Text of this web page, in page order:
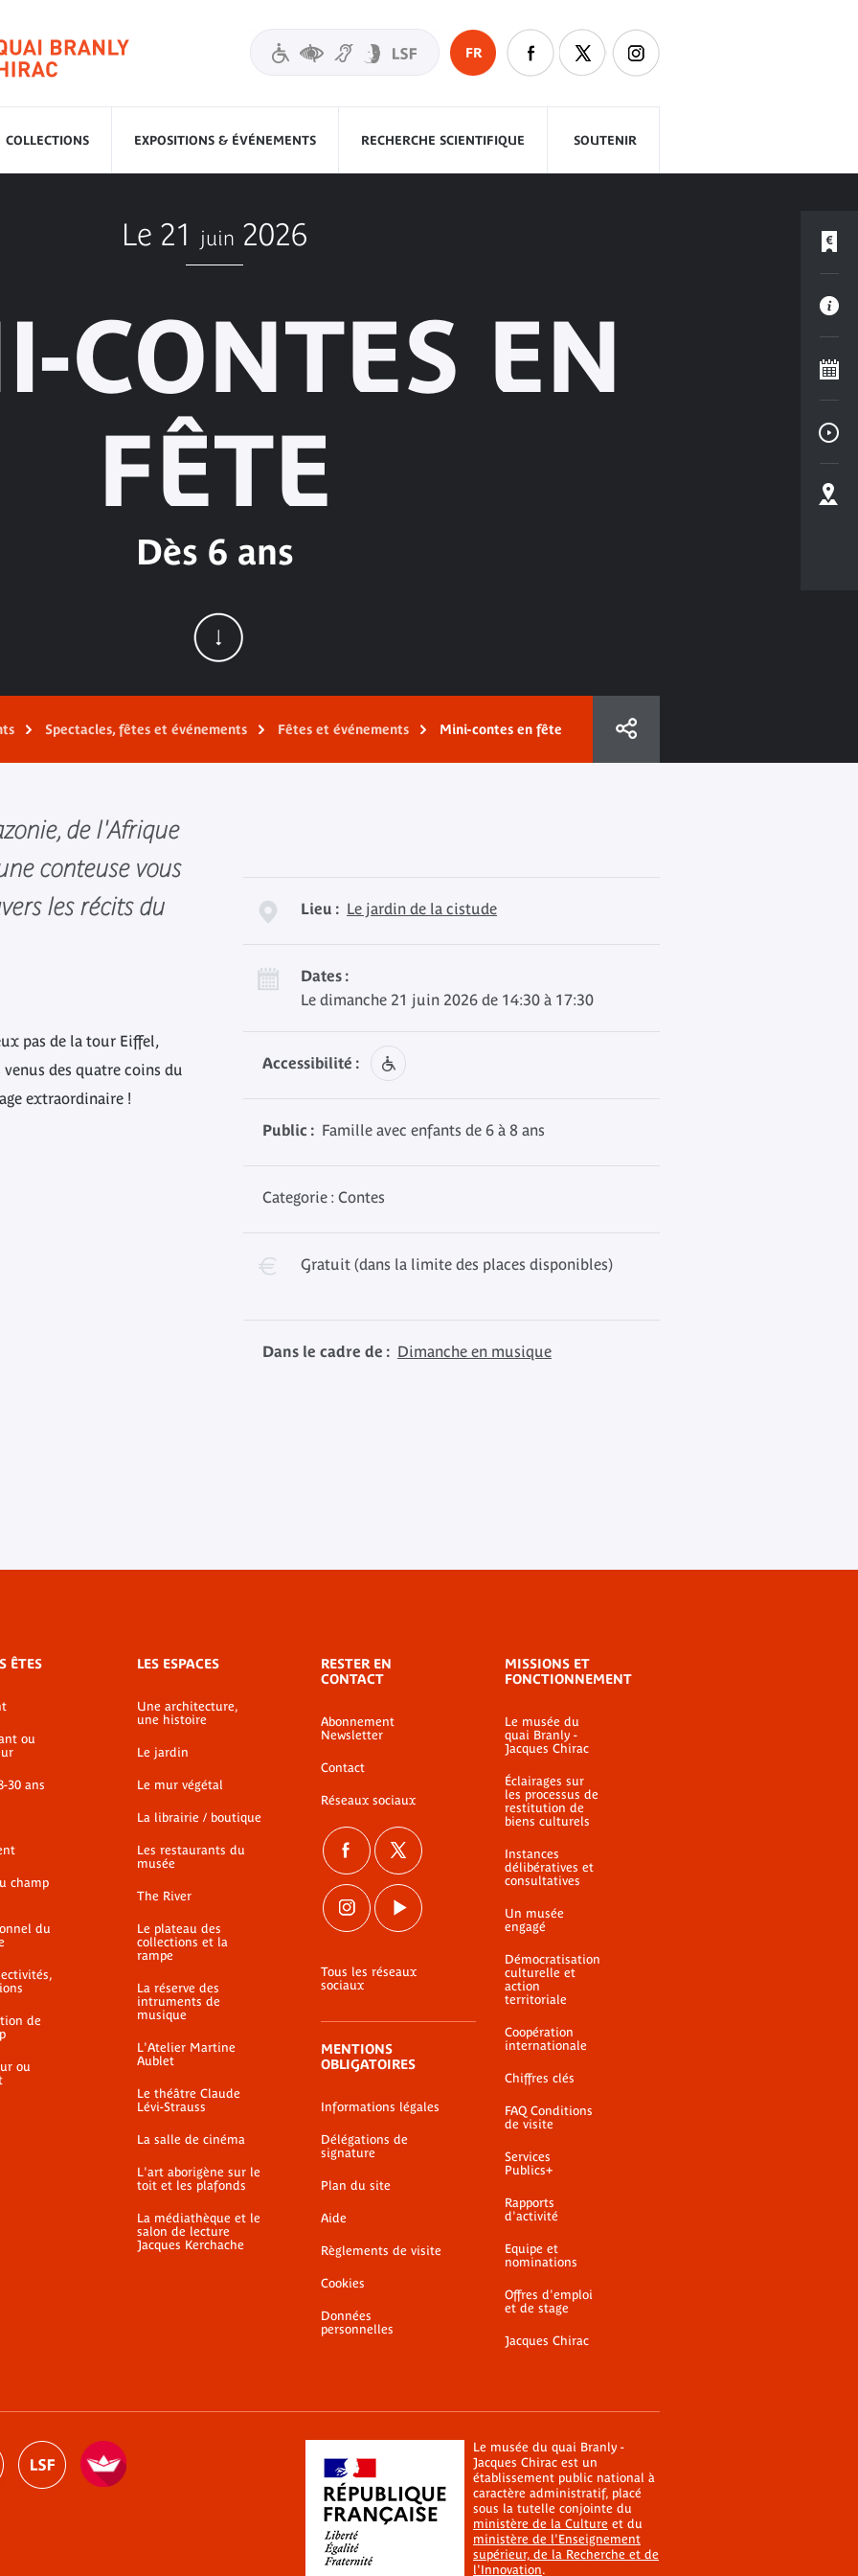
FR
COLLECTIONS EXPOSITIONS & ÉVÉNEMENTS RECHERCHE SCIENTIFIQUE SOUTENIR
Le 21 juin 2026
CONTES EN
FÊTE
Dès 6 ans
Spectacles, fêtes et événements Fêtes et événements Mini-contes en fête
de l'Afrique
conteuse vous
les récits du
pas de la tour Eiffel,
des quatre coins du
extraordinaire !
Lieu : Le jardin de la cistude
Dates :
Le dimanche 21 juin 2026 de 14:30 à 17:30
Accessibilité :
Public : Famille avec enfants de 6 à 8 ans
Categorie : Contes
Gratuit (dans la limite des places disponibles)
Dans le cadre de : Dimanche en musique
ÊTES
ou
30 ans
champ
du
de
ou
LES ESPACES
Une architecture,
une histoire
Le jardin
Le mur végétal
La librairie / boutique
Les restaurants du
musée
The River
Le plateau des
collections et la
rampe
La réserve des
intruments de
musique
L'Atelier Martine
Aublet
Le théâtre Claude
Lévi-Strauss
La salle de cinéma
L'art aborigène sur le
toit et les plafonds
La médiathèque et le
salon de lecture
Jacques Kerchache
RESTER EN
CONTACT
Abonnement
Newsletter
Contact
Réseaux sociaux
Tous les réseaux
sociaux
MENTIONS
OBLIGATOIRES
Informations légales
Délégations de
signature
Plan du site
Aide
Règlements de visite
Cookies
Données
personnelles
MISSIONS ET
FONCTIONNEMENT
Le musée du
quai Branly -
Jacques Chirac
Éclairages sur
les processus de
restitution de
biens culturels
Instances
délibératives et
consultatives
Un musée
engagé
Démocratisation
culturelle et
action
territoriale
Coopération
internationale
Chiffres clés
FAQ Conditions
de visite
Services
Publics+
Rapports
d'activité
Equipe et
nominations
Offres d'emploi
et de stage
Jacques Chirac
Le musée du quai Branly -
Jacques Chirac est un
établissement public national à
caractère administratif, placé
sous la tutelle conjointe du
ministère de la Culture et du
ministère de l'Enseignement
supérieur, de la Recherche et de
l'Innovation.